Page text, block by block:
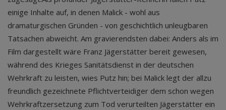
einige Inhalte auf, in denen Malick - wohl aus
dramaturgischen Gründen - von geschichtlich unleugbaren
Tatsachen abweicht. Am gravierendsten dabei: Anders als im
Film dargestellt wäre Franz Jägerstätter bereit gewesen,
während des Krieges Sanitätsdienst in der deutschen
Wehrkraft zu leisten, wies Putz hin; bei Malick legt der allzu
freundlich gezeichnete Pflichtverteidiger dem schon wegen
Wehrkraftzersetzung zum Tod verurteilten Jägerstätter ein